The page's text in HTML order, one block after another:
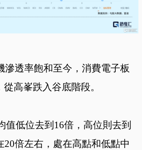
滲透率飽和至今，消費電子板
高峯跌入谷底階段。
值低位去到16倍，高位則去到
20倍左右，處在高點和低點中